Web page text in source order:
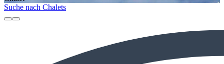
Suche nach Chalets